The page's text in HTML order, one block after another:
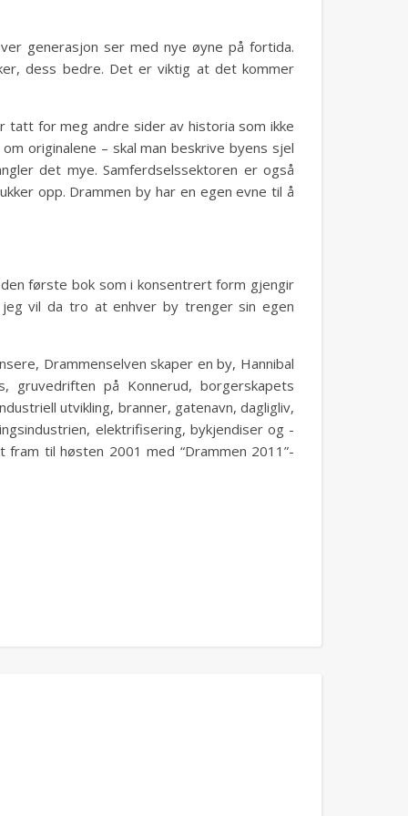
generasjon ser med nye øyne på fortida.
dess bedre. Det er viktig at det kommer
tatt for meg andre sider av historia som ikke
originalene – skal man beskrive byens sjel
det mye. Samferdselssektoren er også
opp. Drammen by har en egen evne til å
første bok som i konsentrert form gjengir
vil da tro at enhver by trenger sin egen
Drammenselven skaper en by, Hannibal
gruvedriften på Konnerud, borgerskapets
utvikling, branner, gatenavn, dagligliv,
elektrifisering, bykjendiser og -
til høsten 2001 med “Drammen 2011”-